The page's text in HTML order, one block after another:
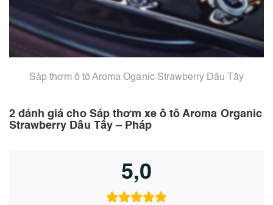
Sáp thơm ô tô Aroma Oganic Strawberry Dâu Tây
2 đánh giá cho Sáp thơm xe ô tô Aroma Organic
Strawberry Dâu Tây – Pháp
5,0